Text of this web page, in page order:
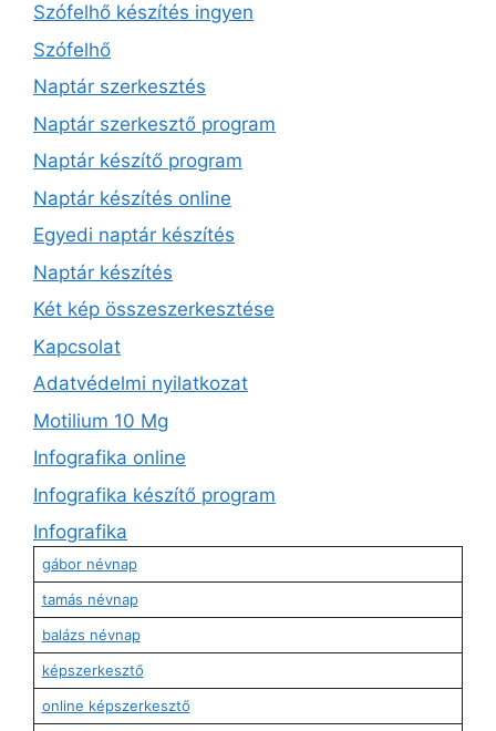
Szófelhő készítés ingyen
Szófelhő
Naptár szerkesztés
Naptár szerkesztő program
Naptár készítő program
Naptár készítés online
Egyedi naptár készítés
Naptár készítés
Két kép összeszerkesztése
Kapcsolat
Adatvédelmi nyilatkozat
Motilium 10 Mg
Infografika online
Infografika készítő program
Infografika
gábor névnap
tamás névnap
balázs névnap
képszerkesztő
online képszerkesztő